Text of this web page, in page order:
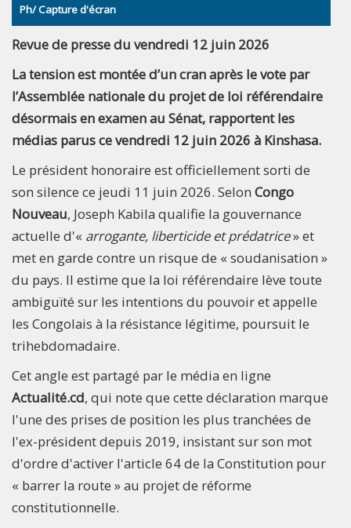
Ph/ Capture d'écran
Revue de presse du vendredi 12 juin 2026
La tension est montée d’un cran après le vote par
l’Assemblée nationale du projet de loi référendaire
désormais en examen au Sénat, rapportent les
médias parus ce vendredi 12 juin 2026 à Kinshasa.
Le président honoraire est officiellement sorti de
son silence ce jeudi 11 juin 2026. Selon Congo
Nouveau, Joseph Kabila qualifie la gouvernance
actuelle d'« arrogante, liberticide et prédatrice» et
met en garde contre un risque de « soudanisation »
du pays. Il estime que la loi référendaire lève toute
ambiguïté sur les intentions du pouvoir et appelle
les Congolais à la résistance légitime, poursuit le
trihebdomadaire.
Cet angle est partagé par le média en ligne
Actualité.cd, qui note que cette déclaration marque
l'une des prises de position les plus tranchées de
l'ex-président depuis 2019, insistant sur son mot
d'ordre d'activer l'article 64 de la Constitution pour
« barrer la route » au projet de réforme
constitutionnelle.